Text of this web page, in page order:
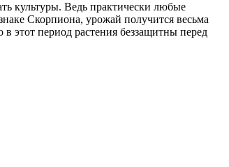
культуры. Ведь практически любые
Скорпиона, урожай получится весьма
период растения беззащитны перед